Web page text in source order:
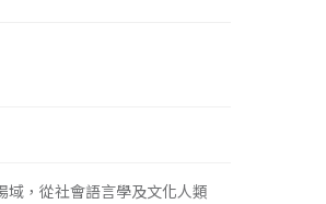
，從社會語言學及文化人類